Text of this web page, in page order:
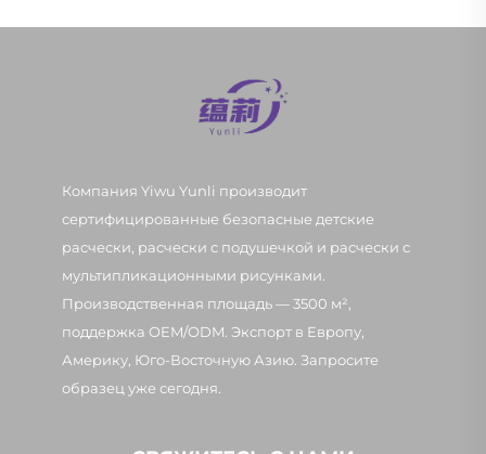
Компания Yiwu Yunli производит
сертифицированные безопасные детские
расчески, расчески с подушечкой и расчески с
мультипликационными рисунками.
Производственная площадь — 3500 м²,
поддержка OEM/ODM. Экспорт в Европу,
Америку, Юго-Восточную Азию. Запросите
образец уже сегодня.